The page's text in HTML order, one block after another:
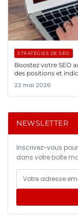
STRATÉGIES DE SEO
Boostez votre SEO
des positions et
22 mai 2026
NEWSLETTER
Inscrivez-vous
dans votre boîte